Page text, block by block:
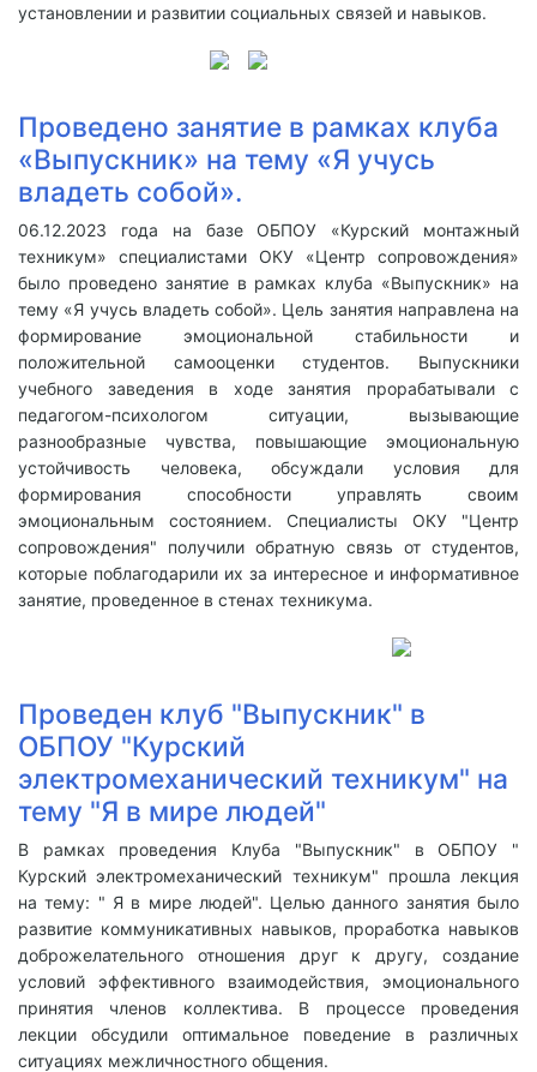
установлении и развитии социальных связей и навыков.
Проведено занятие в рамках клуба
«Выпускник» на тему «Я учусь
владеть собой».
06.12.2023 года на базе ОБПОУ «Курский монтажный
техникум» специалистами ОКУ «Центр сопровождения»
было проведено занятие в рамках клуба «Выпускник» на
тему «Я учусь владеть собой». Цель занятия направлена на
формирование эмоциональной стабильности и
положительной самооценки студентов. Выпускники
учебного заведения в ходе занятия прорабатывали с
педагогом-психологом ситуации, вызывающие
разнообразные чувства, повышающие эмоциональную
устойчивость человека, обсуждали условия для
формирования способности управлять своим
эмоциональным состоянием. Специалисты ОКУ "Центр
сопровождения" получили обратную связь от студентов,
которые поблагодарили их за интересное и информативное
занятие, проведенное в стенах техникума.
Проведен клуб "Выпускник" в
ОБПОУ "Курский
электромеханический техникум" на
тему "Я в мире людей"
В рамках проведения Клуба "Выпускник" в ОБПОУ "
Курский электромеханический техникум" прошла лекция
на тему: " Я в мире людей". Целью данного занятия было
развитие коммуникативных навыков, проработка навыков
доброжелательного отношения друг к другу, создание
условий эффективного взаимодействия, эмоционального
принятия членов коллектива. В процессе проведения
лекции обсудили оптимальное поведение в различных
ситуациях межличностного общения.